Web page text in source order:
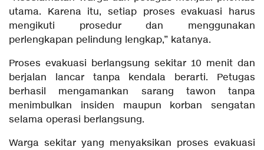
utama. Karena itu, setiap proses evakuasi harus
mengikuti prosedur dan menggunakan
perlengkapan pelindung lengkap,” katanya.
Proses evakuasi berlangsung sekitar 10 menit dan
berjalan lancar tanpa kendala berarti. Petugas
berhasil mengamankan sarang tawon tanpa
menimbulkan insiden maupun korban sengatan
selama operasi berlangsung.
Warga sekitar yang menyaksikan proses evakuasi